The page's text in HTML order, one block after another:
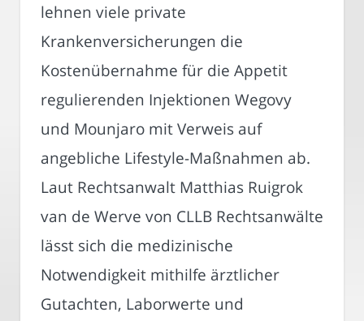
lehnen viele private
Krankenversicherungen die
Kostenübernahme für die Appetit
regulierenden Injektionen Wegovy
und Mounjaro mit Verweis auf
angebliche Lifestyle-Maßnahmen ab.
Laut Rechtsanwalt Matthias Ruigrok
van de Werve von CLLB Rechtsanwälte
lässt sich die medizinische
Notwendigkeit mithilfe ärztlicher
Gutachten, Laborwerte und